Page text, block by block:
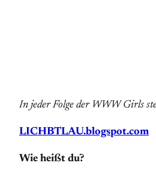
In jeder Folge der WWW Girls
LICHBTLAU.blogspot.com
Wie heißt du?